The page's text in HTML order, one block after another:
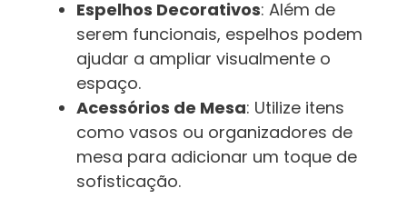
Espelhos Decorativos: Além de
serem funcionais, espelhos podem
ajudar a ampliar visualmente o
espaço.
Acessórios de Mesa: Utilize itens
como vasos ou organizadores de
mesa para adicionar um toque de
sofisticação.